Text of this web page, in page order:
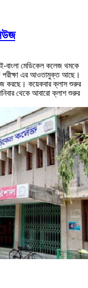
বাংলা মেডিকেল কলেজ থমকে
পরীক্ষা এর আওতামুক্ত আছে।
করছে। কয়েকবার ক্লাস শুরুর
থেকে আবারো ক্লাশ শুরুর